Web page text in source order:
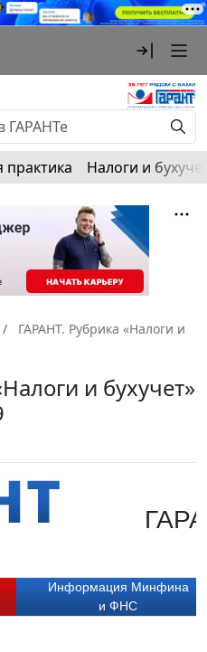
практика Налоги и
ГАРАНТ. Рубрика «Налоги и
и бухучет»
Информация Минфина
и ФНС